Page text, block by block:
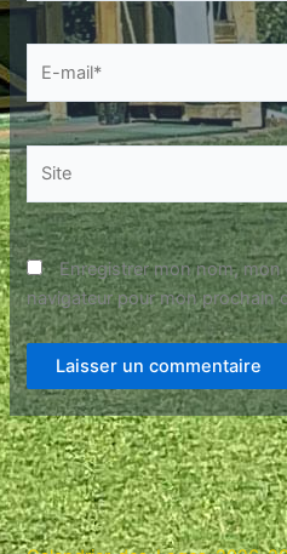
mail*
Site
Enregistrer mon nom,
navigateur pour mon prochain